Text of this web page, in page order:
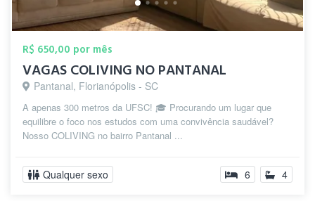
R$ 650,00 por mês
VAGAS COLIVING NO PANTANAL
Pantanal, Florianópolis - SC
A apenas 300 metros da UFSC! 🎓 Procurando um lugar que
equilibre o foco nos estudos com uma convivência saudável?
Nosso COLIVING no bairro Pantanal ...
Qualquer sexo 6 4